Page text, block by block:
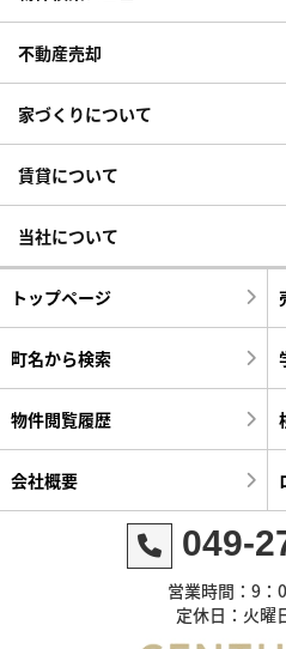
不動産売却
家づくりについて
賃貸について
当社について
トップページ
町名から検索
物件閲覧履歴
会社概要
049-
営業時間：9：
定休日：火曜